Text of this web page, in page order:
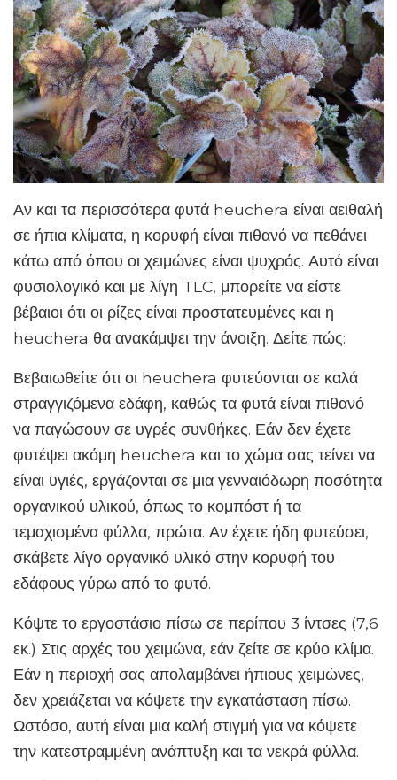
Αν και τα περισσότερα φυτά heuchera είναι αειθαλή
σε ήπια κλίματα, η κορυφή είναι πιθανό να πεθάνει
κάτω από όπου οι χειμώνες είναι ψυχρός. Αυτό είναι
φυσιολογικό και με λίγη TLC, μπορείτε να είστε
βέβαιοι ότι οι ρίζες είναι προστατευμένες και η
heuchera θα ανακάμψει την άνοιξη. Δείτε πώς:
Βεβαιωθείτε ότι οι heuchera φυτεύονται σε καλά
στραγγιζόμενα εδάφη, καθώς τα φυτά είναι πιθανό
να παγώσουν σε υγρές συνθήκες. Εάν δεν έχετε
φυτέψει ακόμη heuchera και το χώμα σας τείνει να
είναι υγιές, εργάζονται σε μια γενναιόδωρη ποσότητα
οργανικού υλικού, όπως το κομπόστ ή τα
τεμαχισμένα φύλλα, πρώτα. Αν έχετε ήδη φυτεύσει,
σκάβετε λίγο οργανικό υλικό στην κορυφή του
εδάφους γύρω από το φυτό.
Κόψτε το εργοστάσιο πίσω σε περίπου 3 ίντσες (7,6
εκ.) Στις αρχές του χειμώνα, εάν ζείτε σε κρύο κλίμα.
Εάν η περιοχή σας απολαμβάνει ήπιους χειμώνες,
δεν χρειάζεται να κόψετε την εγκατάσταση πίσω.
Ωστόσο, αυτή είναι μια καλή στιγμή για να κόψετε
την κατεστραμμένη ανάπτυξη και τα νεκρά φύλλα.